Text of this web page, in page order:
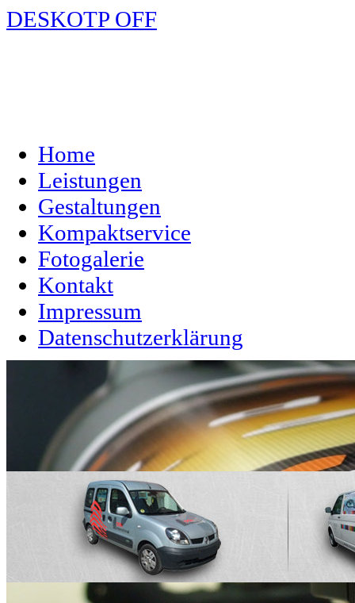
DESKOTP OFF
Home
Leistungen
Gestaltungen
Kompaktservice
Fotogalerie
Kontakt
Impressum
Datenschutzerklärung